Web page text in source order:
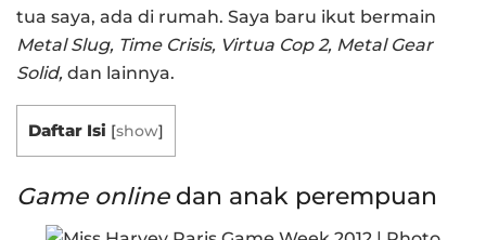
tua saya, ada di rumah. Saya baru ikut bermain
Metal Slug, Time Crisis, Virtua Cop 2, Metal Gear
Solid, dan lainnya.
Daftar Isi [show]
Game onlinedan anak perempuan